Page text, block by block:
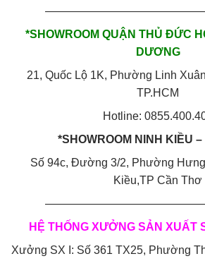
*SHOWROOM QUẬN THỦ ĐỨC
DƯƠNG
21, Quốc Lộ 1K, Phường Linh
TP.HCM
Hotline:
*SHOWROOM NINH KIỀU
Số 94c, Đường 3/2, Phường
Kiều,TP Cần Thơ
HỆ THỐNG XƯỞNG SẢN XUẤT
Xưởng SX I: Số 361 TX25, Phường